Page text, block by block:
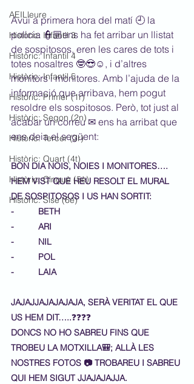
AEILleure
Històric: Infantil 3
Històric: Infantil 4
Històric: Infantil 5
Històric: Primer (1r)
Històric: Segon (2n)
Històric: Tercer (3r)
Històric: Quart (4t)
Històric: Cinquè (5è)
Històric: Sisè (6è)
Avui a primera hora del matí 🕘 la
policia 👮🏼‍ens ha fet arribar un llistat
de sospitosos, eren les cares de tots i
totes nosaltres 🤓😎☺️, i d’altres
monitors i monitores. Amb l’ajuda de la
informació que arribava, hem pogut
resoldre els sospitosos. Però, tot just al
acabar un correu ✉ ens ha arribat que
ens deia el següent:
BON DIA NOIS, NOIES I MONITORES….
HEM VIST QUE HEU RESOLT EL MURAL
DE SOSPITOSOS I US HAN SORTIT:
-          BETH
-          ARI
-          NIL
-          POL
-          LAIA
JAJAJJAJAJAJAJA, SERÀ VERITAT EL QUE
US HEM DIT…..❓❓❓❓
DONCS NO HO SABREU FINS QUE
TROBEU LA MOTXILLA🎒; ALLÀ LES
NOSTRES FOTOS 📷 TROBAREU I SABREU
QUI HEM SIGUT JJAJAJAJJA.